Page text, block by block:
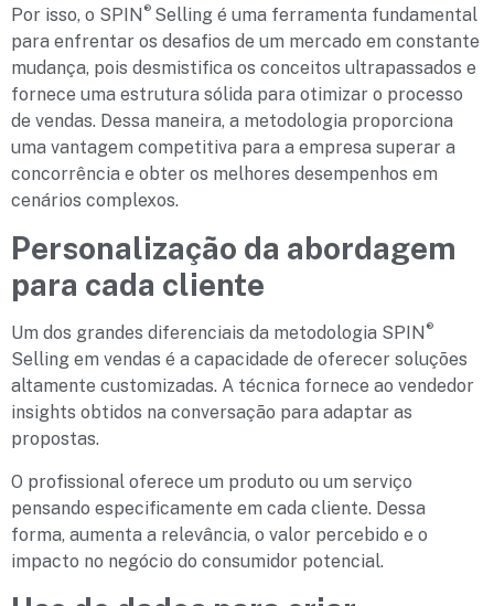
Por isso, o SPIN® Selling é uma ferramenta fundamental
para enfrentar os desafios de um mercado em constante
mudança, pois desmistifica os conceitos ultrapassados e
fornece uma estrutura sólida para otimizar o processo
de vendas. Dessa maneira, a metodologia proporciona
uma vantagem competitiva para a empresa superar a
concorrência e obter os melhores desempenhos em
cenários complexos.
Personalização da abordagem
para cada cliente
Um dos grandes diferenciais da metodologia SPIN ®
Selling em vendas é a capacidade de oferecer soluções
altamente customizadas. A técnica fornece ao vendedor
insights obtidos na conversação para adaptar as
propostas.
O profissional oferece um produto ou um serviço
pensando especificamente em cada cliente. Dessa
forma, aumenta a relevância, o valor percebido e o
impacto no negócio do consumidor potencial.